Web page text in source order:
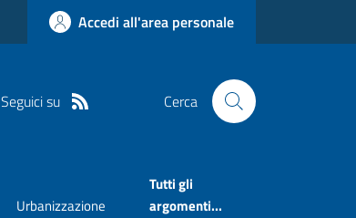
Accedi all'area personale
Seguici su Cerca
Urbanizzazione
Tutti gli
argomenti...